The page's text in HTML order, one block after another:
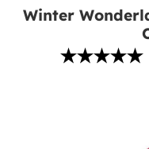
Winter